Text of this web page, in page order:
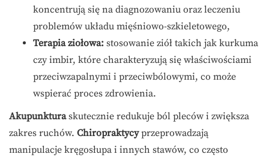
koncentrują się na diagnozowaniu oraz leczeniu
problemów układu mięśniowo-szkieletowego,
Terapia ziołowa: stosowanie ziół takich jak kurkuma
czy imbir, które charakteryzują się właściwościami
przeciwzapalnymi i przeciwbólowymi, co może
wspierać proces zdrowienia.
Akupunkturaskutecznie redukuje ból pleców i zwiększa
zakres ruchów. Chiropraktycyprzeprowadzają
manipulacje kręgosłupa i innych stawów, co często